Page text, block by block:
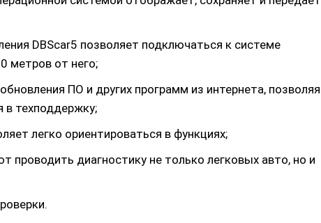
DBScar5 позволяет подключаться к системе
метров от него;
ПО и других программ из интернета, позволяя
в техподдержку;
легко ориентироваться в функциях;
диагностику не только легковых авто, но и